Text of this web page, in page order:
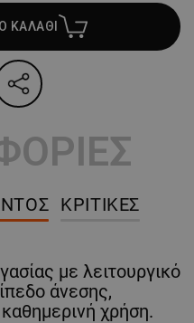
ΚΑΛΑΘΙ
ΚΡΙΤΙΚΈΣ
με λειτουργικό
άνεσης,
χρήση.